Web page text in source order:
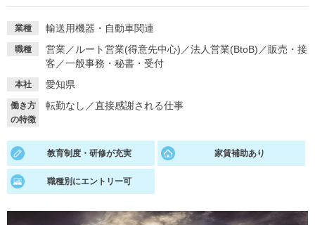
イベントを探す スカウト
就活ノウハウ・サポート
就活支援
就活ノウハウが満載！
就活コラム
お役立ち記事・相談室など
あなたに合う仕事を診断！ 動画で対策講座をチェック
業種 輸送用機器・自動車関連
職種 営業／ ルート営業(得意先中心) ／法人営業(BtoB) ／販売・接
客 ／一般事務・秘書・受付
本社 愛知県
働き方
の特徴
転勤なし ／直接感謝される仕事
教育制度・研修が充実 家賃補助あり
職種別にエントリー可